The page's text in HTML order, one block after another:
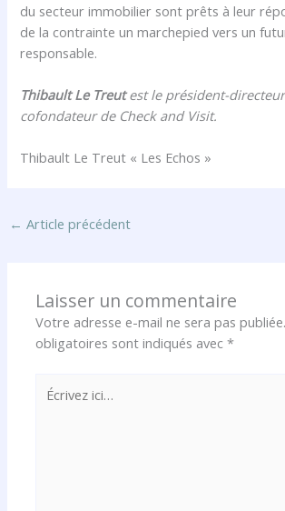
du secteur immobilier sont prêts à leur
de la contrainte un marchepied vers un
responsable.
Thibault Le Treutest le président-
cofondateur de Check and Visit.
Thibault Le Treut « Les Echos »
← Article précédent
Laisser un commentaire
Votre adresse e-mail ne sera pas publiée.
obligatoires sont indiqués avec*
ici…